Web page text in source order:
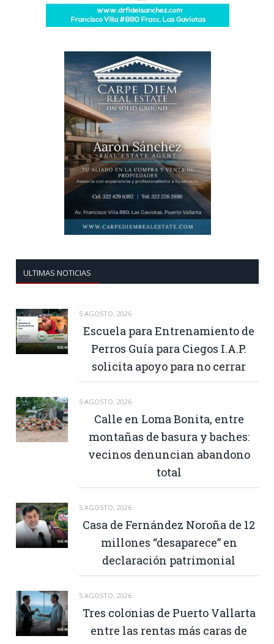
ULTIMAS NOTICIAS
5 AGOSTO, 2026
Escuela para Entrenamiento de
Perros Guía para Ciegos I.A.P.
solicita apoyo para no cerrar
5 AGOSTO, 2026
Calle en Loma Bonita, entre
montañas de basura y baches:
vecinos denuncian abandono
total
5 AGOSTO, 2026
Casa de Fernández Noroña de 12
millones “desaparece” en
declaración patrimonial
5 AGOSTO, 2026
Tres colonias de Puerto Vallarta
entre las rentas más caras de